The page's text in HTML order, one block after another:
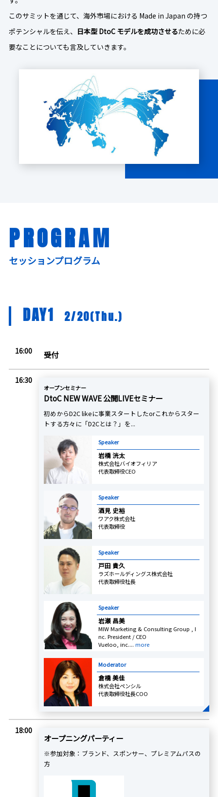
このサミットを通じて、海外市場における Made in Japan の持つ
ポテンシャルを伝え、 日本型 DtoC モデルを成功させるために必
要なことについても言及していきます。
PROGRAM
セッションプログラム
DAY1 2/20(Thu.)
16:00 受付
16:30
オープンセミナー
DtoC NEW WAVE 公開LIVEセミナー
初めからD2C likeに事業スタートしたorこれからスター
トする方々に「D2Cとは？」を...
Speaker
岩橋 洸太
株式会社バイオフィリア
代表取締役CEO
Speaker
酒見 史裕
ワアク株式会社
代表取締役
Speaker
戸田 貴久
ラズホールディングス株式会社
代表取締役社長
Speaker
岩瀬 昌美
MIW Marketing & Consulting Group , I
nc. President / CEO
Vueloo, inc.... more
Moderator
倉橋 美佳
株式会社ペンシル
代表取締役社長COO
18:00
オープニングパーティー
※参加対象：ブランド、スポンサー、プレミアムパスの
方